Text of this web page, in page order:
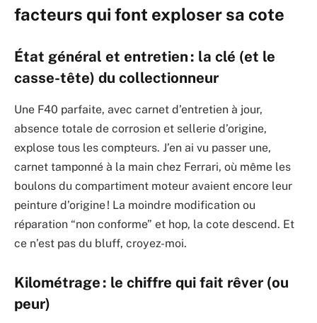
facteurs qui font exploser sa cote
État général et entretien : la clé (et le
casse-tête) du collectionneur
Une F40 parfaite, avec carnet d’entretien à jour,
absence totale de corrosion et sellerie d’origine,
explose tous les compteurs. J’en ai vu passer une,
carnet tamponné à la main chez Ferrari, où même les
boulons du compartiment moteur avaient encore leur
peinture d’origine ! La moindre modification ou
réparation “non conforme” et hop, la cote descend. Et
ce n’est pas du bluff, croyez-moi.
Kilométrage : le chiffre qui fait rêver (ou
peur)